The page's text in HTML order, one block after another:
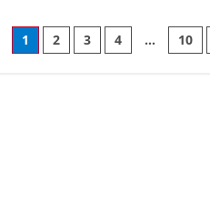
Paginazione
1 2 3 4 … 10